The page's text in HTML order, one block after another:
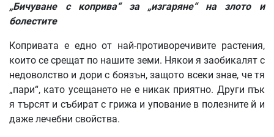
„Бичуване с коприва“ за „изгаряне“ на злото и
болестите
Копривата е едно от най-противоречивите растения,
които се срещат по нашите земи. Някои я заобикалят с
недоволство и дори с боязън, защото всеки знае, че тя
„пари“, като усещането не е никак приятно. Други пък
я търсят и събират с грижа и упование в полезните й и
даже лечебни свойства.